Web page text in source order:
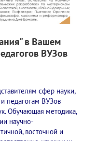
проведения
Мирав Вашем
ВУЗов
сфер науки,
и педагогам ВУЗов
Обучающая методика,
научно-
восточной и